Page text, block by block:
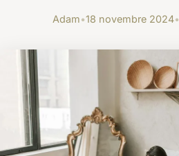
Adam•18 novembre 2024•